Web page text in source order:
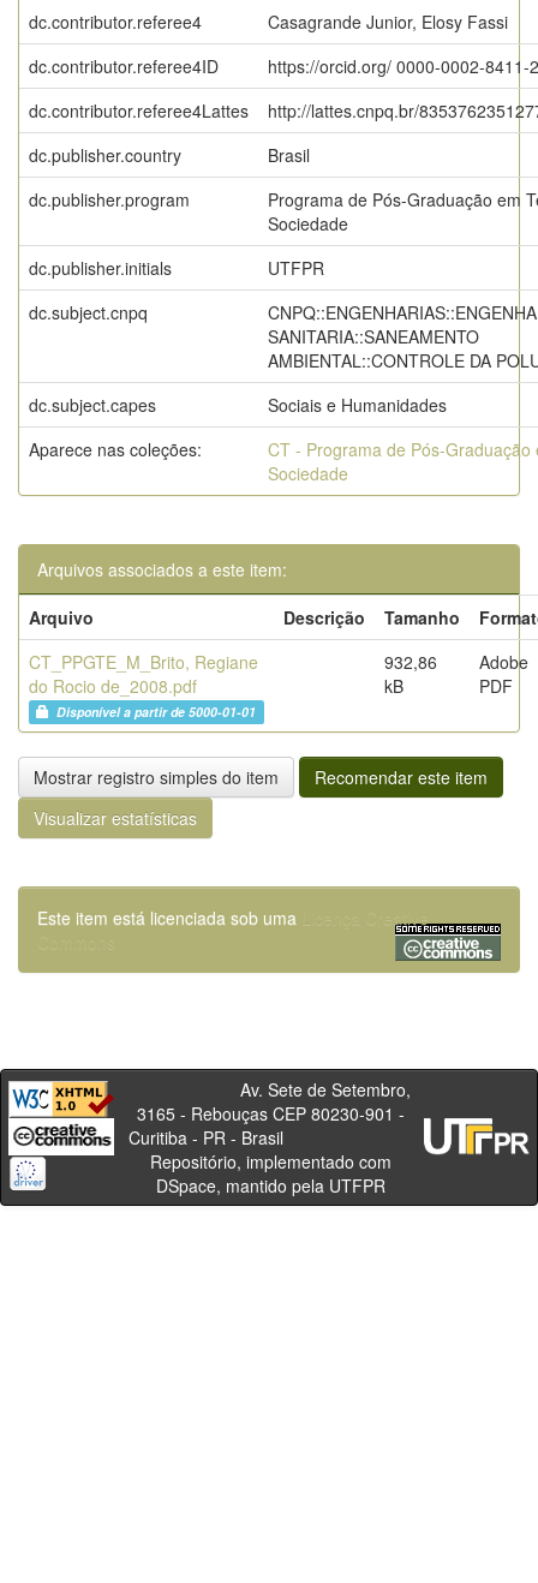
dc.contributor.referee4
Casagrande Junior, Elosy Fassi
dc.contributor.referee4ID
https://orcid.org/ 0000-0002-8411-
dc.contributor.referee4Lattes
http://lattes.cnpq.br/
dc.publisher.country
Brasil
dc.publisher.program
Programa de Pós-Graduação em
Sociedade
dc.publisher.initials
UTFPR
dc.subject.cnpq
SANITARIA::SANEAMENTO
AMBIENTAL::CONTROLE DA
dc.subject.capes
Sociais e Humanidades
Aparece nas coleções:
CT - Programa de Pós-Graduação
Sociedade
Arquivos associados a este item:
Arquivo
Descrição Tamanho
CT_PPGTE_M_Brito, Regiane
do Rocio de_2008.pdf
Disponível a partir de 5000-01-01
932,86
kB
Adobe
PDF
Mostrar registro simples do item
Recomendar este item
Visualizar estatísticas
Este item está licenciada sob uma
Licença Creative
Commons
Av. Sete de Setembro,
3165 - Rebouças CEP 80230-901 -
Curitiba - PR - Brasil
Repositório, implementado com
DSpace, mantido pela UTFPR